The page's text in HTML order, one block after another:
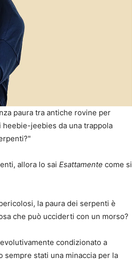
paura tra antiche rovine per
jeebies da una trappola
allora lo sai Esattamente come si
la paura dei serpenti è
che può ucciderti con un morso?
condizionato a
sempre stati una minaccia per la